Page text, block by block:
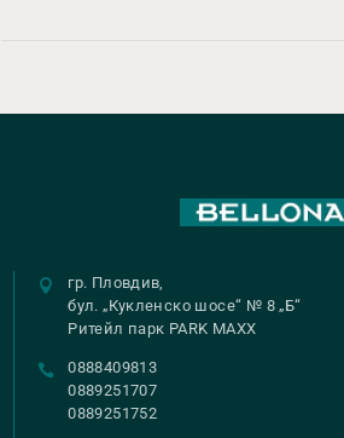
гр. Пловдив,
бул. „Кукленско шосе“ № 8 „Б“
Ритейл парк PARK MAXX
0888409813
0889251707
0889251752